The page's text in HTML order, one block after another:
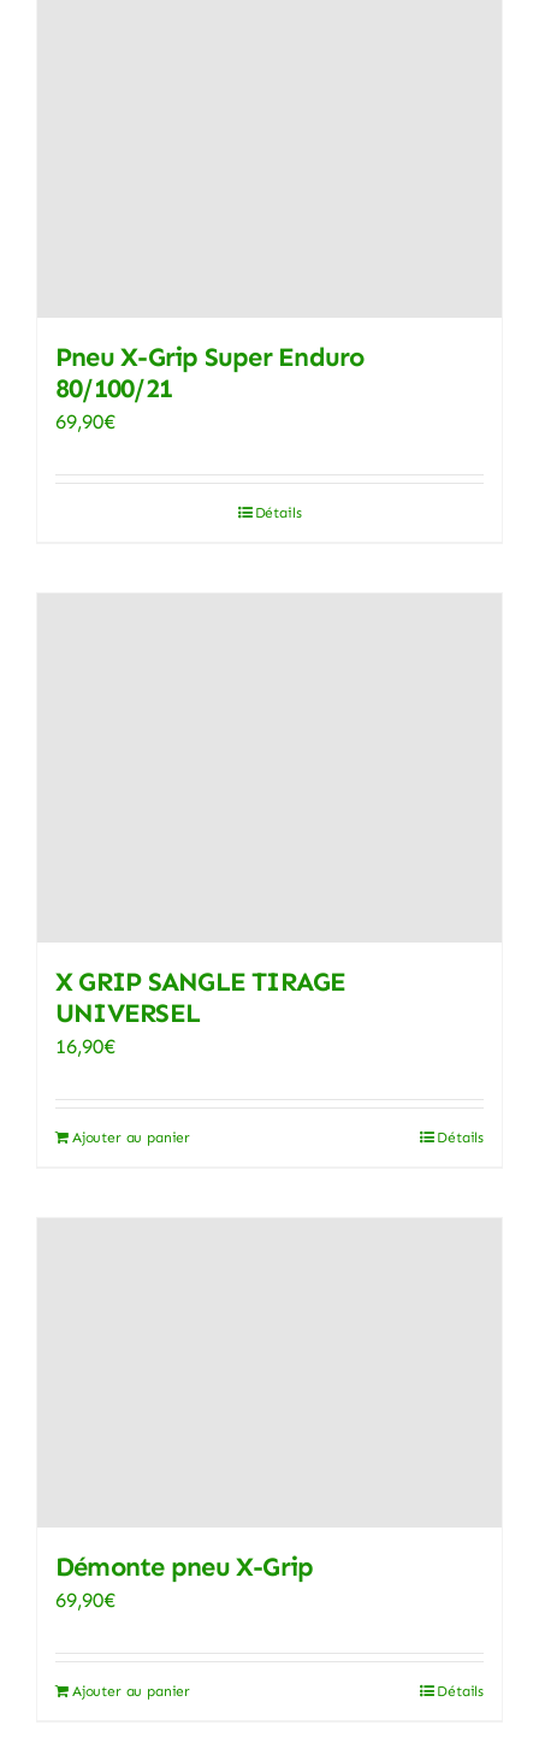
Pneu X-Grip Super Enduro
80/100/21
69,90€
Détails
X GRIP SANGLE TIRAGE
UNIVERSEL
16,90€
Ajouter au panier Détails
Démonte pneu X-Grip
69,90€
Ajouter au panier Détails